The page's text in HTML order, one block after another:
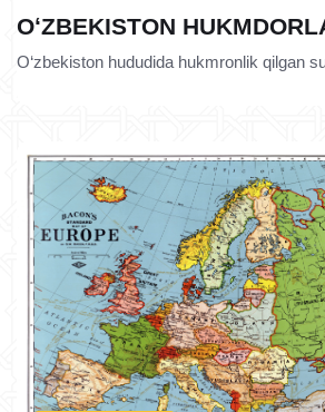
OʻZBEKISTON
O‘zbekiston hududida hukmronlik qilgan